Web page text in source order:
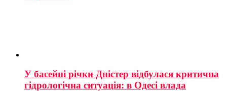
У басейні річки Дністер відбулася критична
гідрологічна ситуація: в Одесі влада